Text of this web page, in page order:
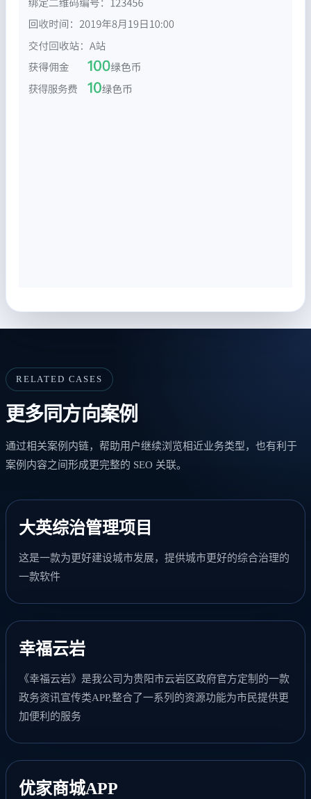
RELATED CASES
更多同方向案例
通过相关案例内链，帮助用户继续浏览相近业务类型，也有利于
案例内容之间形成更完整的 SEO 关联。
大英综治管理项目
这是一款为更好建设城市发展，提供城市更好的综合治理的
一款软件
幸福云岩
《幸福云岩》是我公司为贵阳市云岩区政府官方定制的一款
政务资讯宣传类APP,整合了一系列的资源功能为市民提供更
加便利的服务
优家商城APP